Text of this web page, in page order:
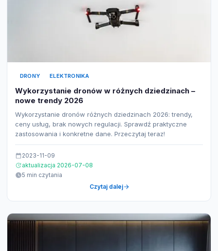
DRONY ELEKTRONIKA
Wykorzystanie dronów w różnych dziedzinach –
nowe trendy 2026
Wykorzystanie dronów różnych dziedzinach 2026: trendy,
ceny usług, brak nowych regulacji. Sprawdź praktyczne
zastosowania i konkretne dane. Przeczytaj teraz!
2023-11-09
aktualizacja 2026-07-08
5 min czytania
Czytaj dalej